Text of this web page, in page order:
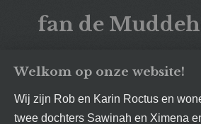
hoofdinhoud
fan de
Welkom op onze website!
Wij zijn Rob en Karin Roctus en
twee dochters Sawinah en Ximena